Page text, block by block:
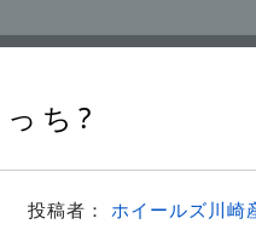
ち?
投稿者： ホイールズ川崎